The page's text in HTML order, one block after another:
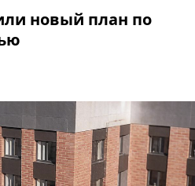
новый план по